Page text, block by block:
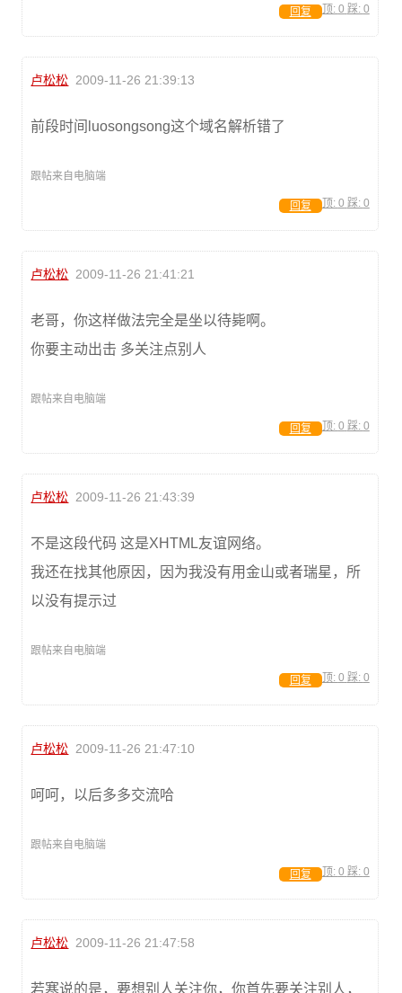
顶: 0 踩: 0
回复
卢松松 2009-11-26 21:39:13
前段时间luosongsong这个域名解析错了
跟帖来自电脑端
顶: 0 踩: 0
回复
卢松松 2009-11-26 21:41:21
老哥，你这样做法完全是坐以待毙啊。
你要主动出击 多关注点别人
跟帖来自电脑端
顶: 0 踩: 0
回复
卢松松 2009-11-26 21:43:39
不是这段代码 这是XHTML友谊网络。
我还在找其他原因，因为我没有用金山或者瑞星，所
以没有提示过
跟帖来自电脑端
顶: 0 踩: 0
回复
卢松松 2009-11-26 21:47:10
呵呵，以后多多交流哈
跟帖来自电脑端
顶: 0 踩: 0
回复
卢松松 2009-11-26 21:47:58
若寒说的是，要想别人关注你，你首先要关注别人，